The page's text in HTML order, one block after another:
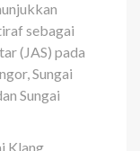
sebagai
(JAS) pada
Sungai
Sungai
Klang